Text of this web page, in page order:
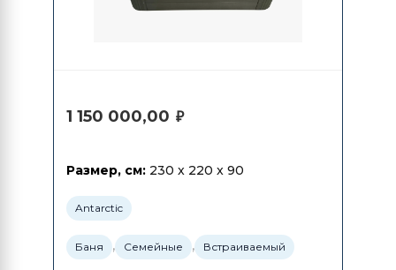
1 150 000,00 ₽
Размер, см: 230 x 220 x 90
Antarctic
Баня , Семейные , Встраиваемый